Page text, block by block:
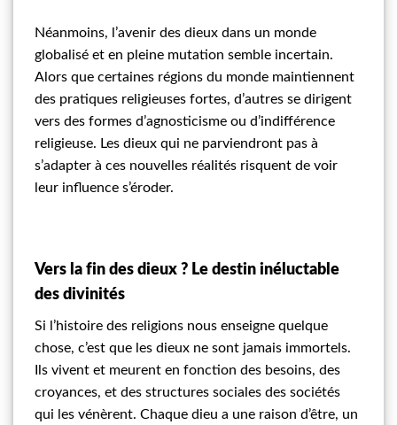
Néanmoins, l’avenir des dieux dans un monde
globalisé et en pleine mutation semble incertain.
Alors que certaines régions du monde maintiennent
des pratiques religieuses fortes, d’autres se dirigent
vers des formes d’agnosticisme ou d’indifférence
religieuse. Les dieux qui ne parviendront pas à
s’adapter à ces nouvelles réalités risquent de voir
leur influence s’éroder.
Vers la fin des dieux ? Le destin inéluctable
des divinités
Si l’histoire des religions nous enseigne quelque
chose, c’est que les dieux ne sont jamais immortels.
Ils vivent et meurent en fonction des besoins, des
croyances, et des structures sociales des sociétés
qui les vénèrent. Chaque dieu a une raison d’être, un